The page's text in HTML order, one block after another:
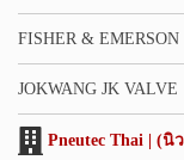
FISHER & EMERSON
JOKWANG JK VALVE
Pneutec Thai | (นิ